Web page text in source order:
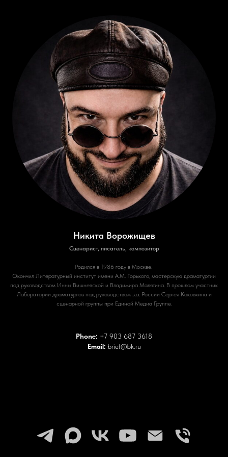
Никита Ворожищев
Сценарист, писатель, композитор
Родился в 1986 году в Москве. ​​
Окончил Литературный институт имени А.М. Горького, мастерскую драматургии
под руководством Инны Вишневской и Владимира Малягина. В прошлом участник
Лаборатории драматургов под руководством з.а. России Сергея Коковкинаи
сценарной группы при Единой Медиа Группе.
Phone: +7 903 687 3618
Email: brief@bk.ru